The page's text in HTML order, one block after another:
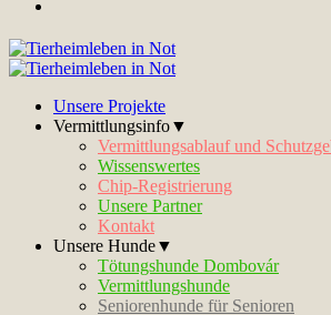
Unsere Projekte
Vermittlungsinfo▼
Vermittlungsablauf und
Wissenswertes
Chip-Registrierung
Unsere Partner
Kontakt
Unsere Hunde▼
Tötungshunde Dombovár
Vermittlungshunde
Seniorenhunde für Senioren